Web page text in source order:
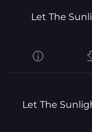
Let The
Let The